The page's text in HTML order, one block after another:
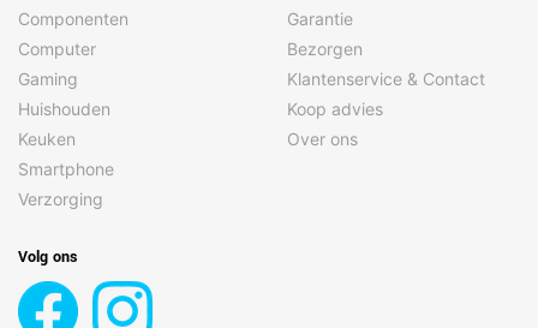
Componenten
Computer
Gaming
Huishouden
Keuken
Smartphone
Verzorging
Garantie
Bezorgen
Klantenservice & Contact
Koop advies
Over ons
Volg ons